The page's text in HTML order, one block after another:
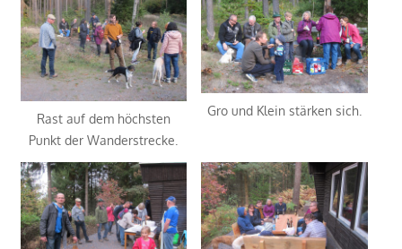
Rast auf dem höchsten
Punkt der Wanderstrecke.
Gro und Klein stärken sich.